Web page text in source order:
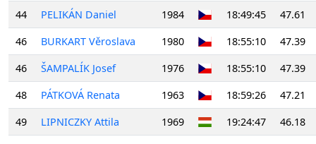
44
PELIKÁN Daniel 1984 18:49:45
47.61
46
BURKART Věroslava 1980 18:55:10
47.39
46
ŠAMPALÍK Josef 1976 18:55:10
47.39
48
PÁTKOVÁ Renata 1963 18:59:26
47.21
49
LIPNICZKY Attila 1969 19:24:47
46.18